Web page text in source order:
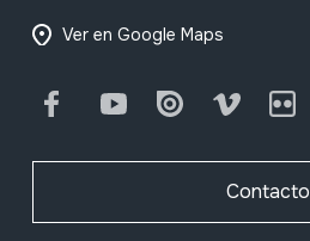
Ver en Google Maps
FacebookYoutube Issuu Vimeo
Contacto